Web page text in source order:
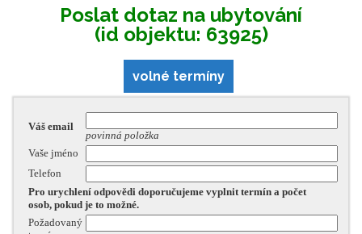
Poslat dotaz na ubytování
(id objektu: 63925)
volné termíny